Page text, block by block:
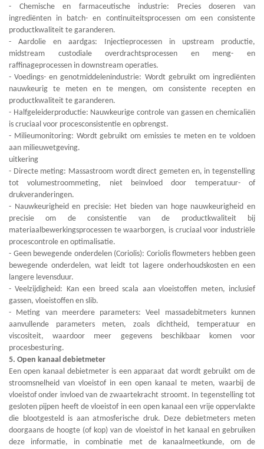
- Chemische en farmaceutische industrie: Precies doseren van
ingrediënten in batch- en continuïteitsprocessen om een consistente
productkwaliteit te garanderen.
- Aardolie en aardgas: Injectieprocessen in upstream productie,
midstream custodiale overdrachtsprocessen en meng- en
raffinageprocessen in downstream operaties.
- Voedings- en genotmiddelenindustrie: Wordt gebruikt om ingrediënten
nauwkeurig te meten en te mengen, om consistente recepten en
productkwaliteit te garanderen.
- Halfgeleiderproductie: Nauwkeurige controle van gassen en chemicaliën
is cruciaal voor procesconsistentie en opbrengst.
- Milieumonitoring: Wordt gebruikt om emissies te meten en te voldoen
aan milieuwetgeving.
uitkering
- Directe meting: Massastroom wordt direct gemeten en, in tegenstelling
tot volumestroommeting, niet beïnvloed door temperatuur- of
drukveranderingen.
- Nauwkeurigheid en precisie: Het bieden van hoge nauwkeurigheid en
precisie om de consistentie van de productkwaliteit bij
materiaalbewerkingsprocessen te waarborgen, is cruciaal voor industriële
procescontrole en optimalisatie.
- Geen bewegende onderdelen (Coriolis): Coriolis flowmeters hebben geen
bewegende onderdelen, wat leidt tot lagere onderhoudskosten en een
langere levensduur.
- Veelzijdigheid: Kan een breed scala aan vloeistoffen meten, inclusief
gassen, vloeistoffen en slib.
- Meting van meerdere parameters: Veel massadebitmeters kunnen
aanvullende parameters meten, zoals dichtheid, temperatuur en
viscositeit, waardoor meer gegevens beschikbaar komen voor
procesbesturing.
5. Open kanaal debietmeter
Een open kanaal debietmeter is een apparaat dat wordt gebruikt om de
stroomsnelheid van vloeistof in een open kanaal te meten, waarbij de
vloeistof onder invloed van de zwaartekracht stroomt. In tegenstelling tot
gesloten pijpen heeft de vloeistof in een open kanaal een vrije oppervlakte
die blootgesteld is aan atmosferische druk. Deze debietmeters meten
doorgaans de hoogte (of kop) van de vloeistof in het kanaal en gebruiken
deze informatie, in combinatie met de kanaalmeetkunde, om de